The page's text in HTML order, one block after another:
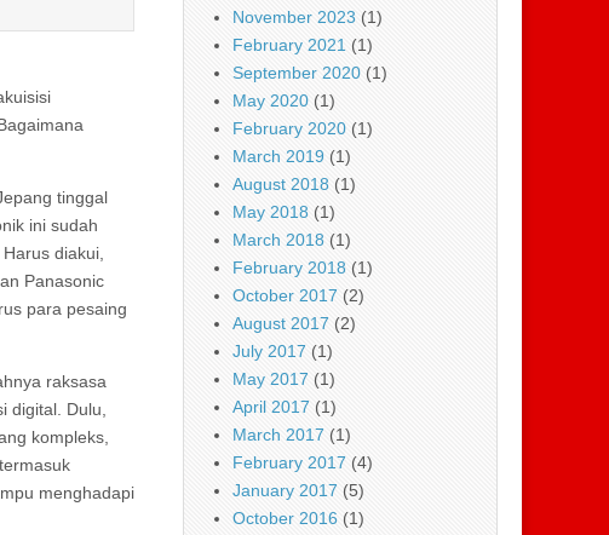
tinggal
ini sudah
diakui,
Panasonic
para pesaing
raksasa
digital. Dulu,
kompleks,
menghadapi
November 2023 (1)
February 2021 (1)
September 2020 (1)
May 2020 (1)
February 2020 (1)
March 2019 (1)
August 2018 (1)
May 2018 (1)
March 2018 (1)
February 2018 (1)
October 2017 (2)
August 2017 (2)
July 2017 (1)
May 2017 (1)
April 2017 (1)
March 2017 (1)
February 2017 (4)
January 2017 (5)
October 2016 (1)